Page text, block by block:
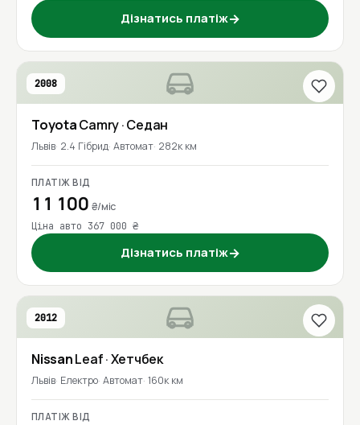
Дізнатись платіж→
2008
ToyotaCamry· Седан
Львів 2.4 Гібрид Автомат 282к км
ПЛАТІЖ ВІД
11 100 ₴/міс
Ціна авто 367 000 ₴
Дізнатись платіж→
2012
NissanLeaf· Хетчбек
Львів Електро Автомат 160к км
ПЛАТІЖ ВІД